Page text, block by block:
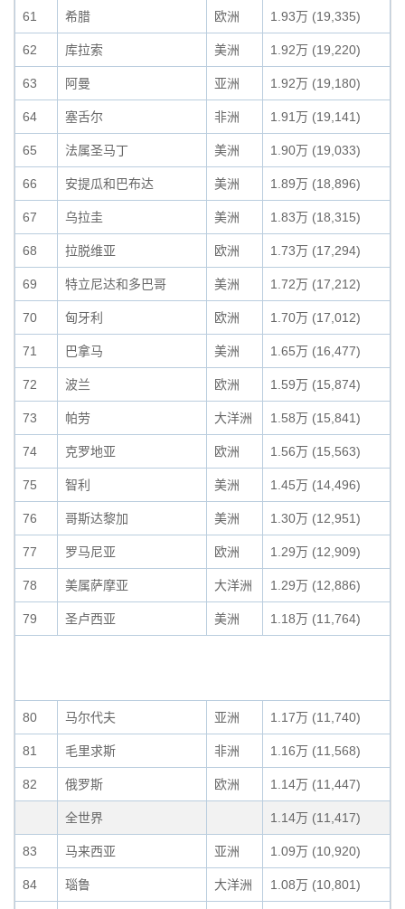
61 希腊 欧洲 1.93万 (19,335)
62 库拉索 美洲 1.92万 (19,220)
63 阿曼 亚洲 1.92万 (19,180)
64 塞舌尔 非洲 1.91万 (19,141)
65 法属圣马丁 美洲 1.90万 (19,033)
66 安提瓜和巴布达 美洲 1.89万 (18,896)
67 乌拉圭 美洲 1.83万 (18,315)
68 拉脱维亚 欧洲 1.73万 (17,294)
69 特立尼达和多巴哥 美洲 1.72万 (17,212)
70 匈牙利 欧洲 1.70万 (17,012)
71 巴拿马 美洲 1.65万 (16,477)
72 波兰 欧洲 1.59万 (15,874)
73 帕劳 大洋洲 1.58万 (15,841)
74 克罗地亚 欧洲 1.56万 (15,563)
75 智利 美洲 1.45万 (14,496)
76 哥斯达黎加 美洲 1.30万 (12,951)
77 罗马尼亚 欧洲 1.29万 (12,909)
78 美属萨摩亚 大洋洲 1.29万 (12,886)
79 圣卢西亚 美洲 1.18万 (11,764)
80 马尔代夫 亚洲 1.17万 (11,740)
81 毛里求斯 非洲 1.16万 (11,568)
82 俄罗斯 欧洲 1.14万 (11,447)
全世界 1.14万 (11,417)
83 马来西亚 亚洲 1.09万 (10,920)
84 瑙鲁 大洋洲 1.08万 (10,801)